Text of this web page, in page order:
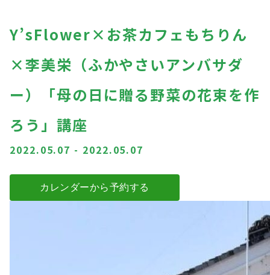
Y’sFlower×お茶カフェもちりん
×李美栄（ふかやさいアンバサダ
ー）「母の日に贈る野菜の花束を作
ろう」講座
2022.05.07 - 2022.05.07
カレンダーから予約する